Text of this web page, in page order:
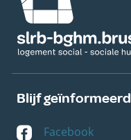
Blijf geïnformeerd
Facebook